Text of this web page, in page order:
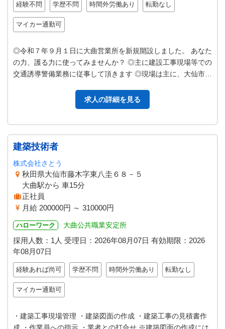
経験不問 学歴不問 時間外労働あり 転勤なし
マイカー通勤可
◎令和７年９月１日に大曲営業所を新規開設しました。 あなた
の力、護る力に使ってみませんか？ ◎主に建設工事現場等での
交通誘導警備業務に従事して頂きます ◎現場は主に、大仙市・
求人の詳細を見る
建築技術者
株式会社さとう
秋田県大仙市藤木字東八圭６８－５
大曲駅から 車15分
正社員
月給 200000円 ～ 310000円
ハローワーク 大曲公共職業安定所
採用人数：1人 受理日： 2026年08月07日 有効期限： 2026
年08月07日
経験あれば尚可 学歴不問 時間外労働あり 転勤なし
マイカー通勤可
・建築工事現場管理 ・建築図面の作成 ・建築工事の見積書作